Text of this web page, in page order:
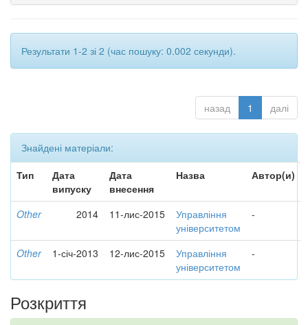
Результати 1-2 зі 2 (час пошуку: 0.002 секунди).
назад 1 далі
Знайдені матеріали:
Тип
Дата
випуску
Дата
внесення
Назва Автор(и)
Other 2014 11-лис-2015
Управління
університетом
-
Other 1-січ-2013 12-лис-2015
Управління
університетом
-
Розкриття